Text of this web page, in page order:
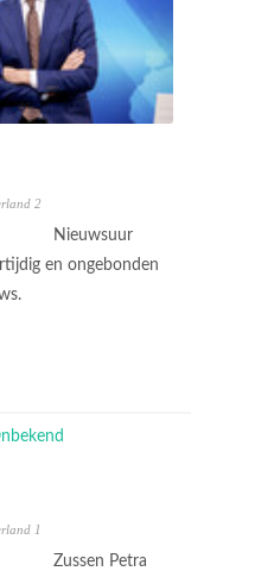
2
Nieuwsuur
en ongebonden
1
Zussen Petra